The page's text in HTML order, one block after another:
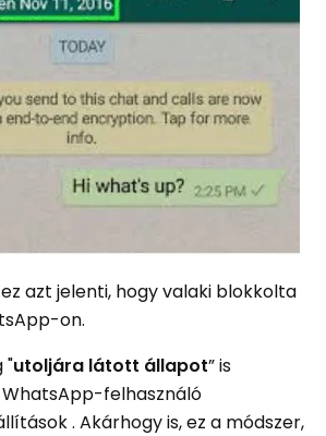
azt jelenti, hogy valaki blokkolta
on.
"utoljára látott állapot” is
felhasználó
. Akárhogy is, ez a módszer,